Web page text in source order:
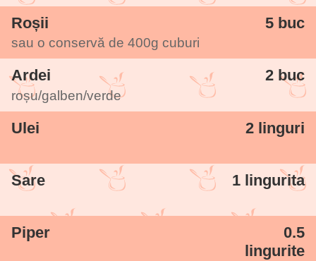
Roșii 5 buc
sau o conservă de 400g cuburi
Ardei 2 buc
roșu/galben/verde
Ulei 2 linguri
Sare 1 lingurita
Piper
0.5
lingurite